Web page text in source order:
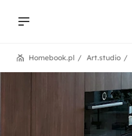
Art.studio
Homebook.pl